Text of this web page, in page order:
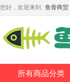
您好，欢迎来到 鱼骨商贸
所有商品分类